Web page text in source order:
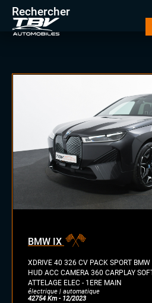
Rechercher
manuelle
automatique
électrique
GPL
autre
BMW IX
XDRIVE 40 326 CV PACK SPORT
HUD ACC CAMERA 360 CARPLAY
ATTELAGE ELEC - 1ERE MAIN
électrique | automatique
42754 Km - 12/2023